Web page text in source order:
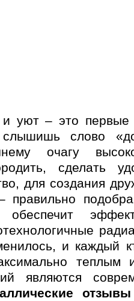
и уют – это
слышишь слово
очагу
сделать
для создания
правильно
обеспечит
и каждый
являются
отзывы